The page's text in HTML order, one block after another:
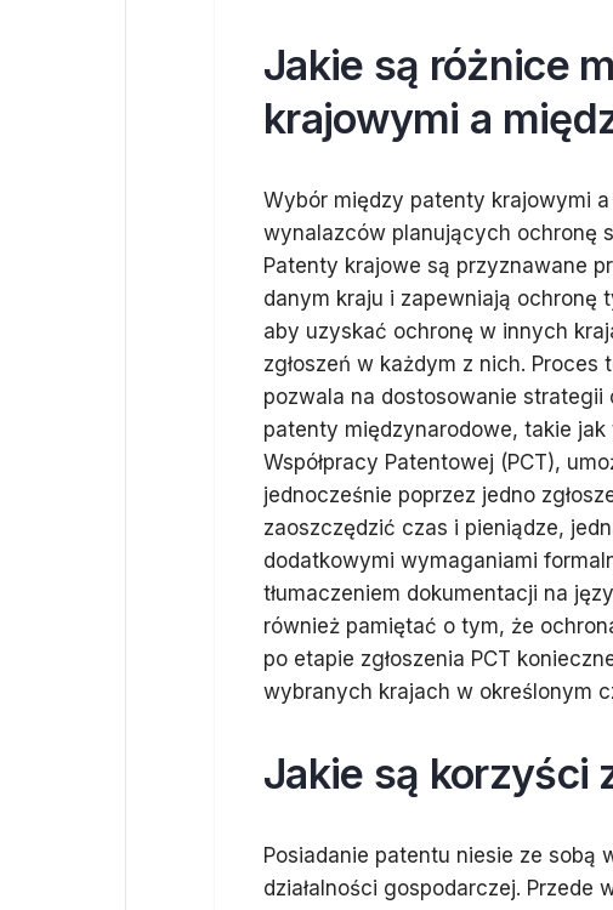
Jakie są różnice
krajowymi a
Wybór między patenty krajowymi
wynalazców planujących ochronę
Patenty krajowe są przyznawane
danym kraju i zapewniają ochronę
aby uzyskać ochronę w innych
zgłoszeń w każdym z nich.
pozwala na dostosowanie
patenty międzynarodowe, takie
Współpracy Patentowej (PCT),
jednocześnie poprzez jedno
zaoszczędzić czas i pieniądze,
dodatkowymi wymaganiami
tłumaczeniem dokumentacji na
również pamiętać o tym, że
po etapie zgłoszenia PCT
wybranych krajach w określonym
Jakie są korzyści
Posiadanie patentu niesie ze
działalności gospodarczej. Przede